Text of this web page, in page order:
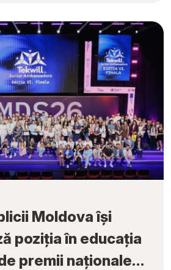
Moldova își
poziția în educația
premii naționale